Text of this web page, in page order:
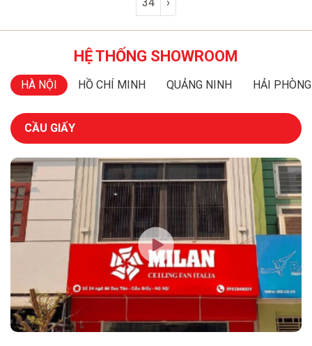
HỆ THỐNG SHOWROOM
HÀ NỘI HỒ CHÍ MINH QUẢNG NINH HẢI PHÒNG
CẦU GIẤY